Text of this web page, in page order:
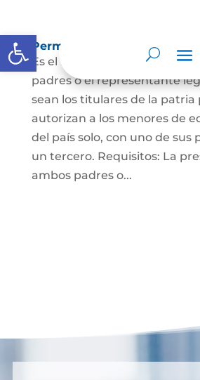
Abrir barra de herramientas
Permisos de salida de país
Es el documento mediante el
padres o el representante
sean los titulares de la patria
autorizan a los menores de
del país solo, con uno de sus
un tercero. Requisitos: La
ambos padres o...